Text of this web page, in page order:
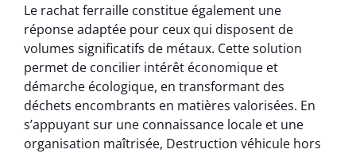
Le rachat ferraille constitue également une
réponse adaptée pour ceux qui disposent de
volumes significatifs de métaux. Cette solution
permet de concilier intérêt économique et
démarche écologique, en transformant des
déchets encombrants en matières valorisées. En
s’appuyant sur une connaissance locale et une
organisation maîtrisée, Destruction véhicule hors